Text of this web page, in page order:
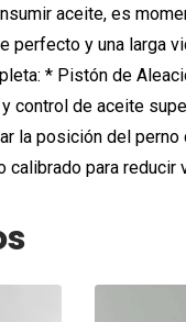
aceite, es
perfecto y una larga
* Pistón de
control de aceite
la posición del
para